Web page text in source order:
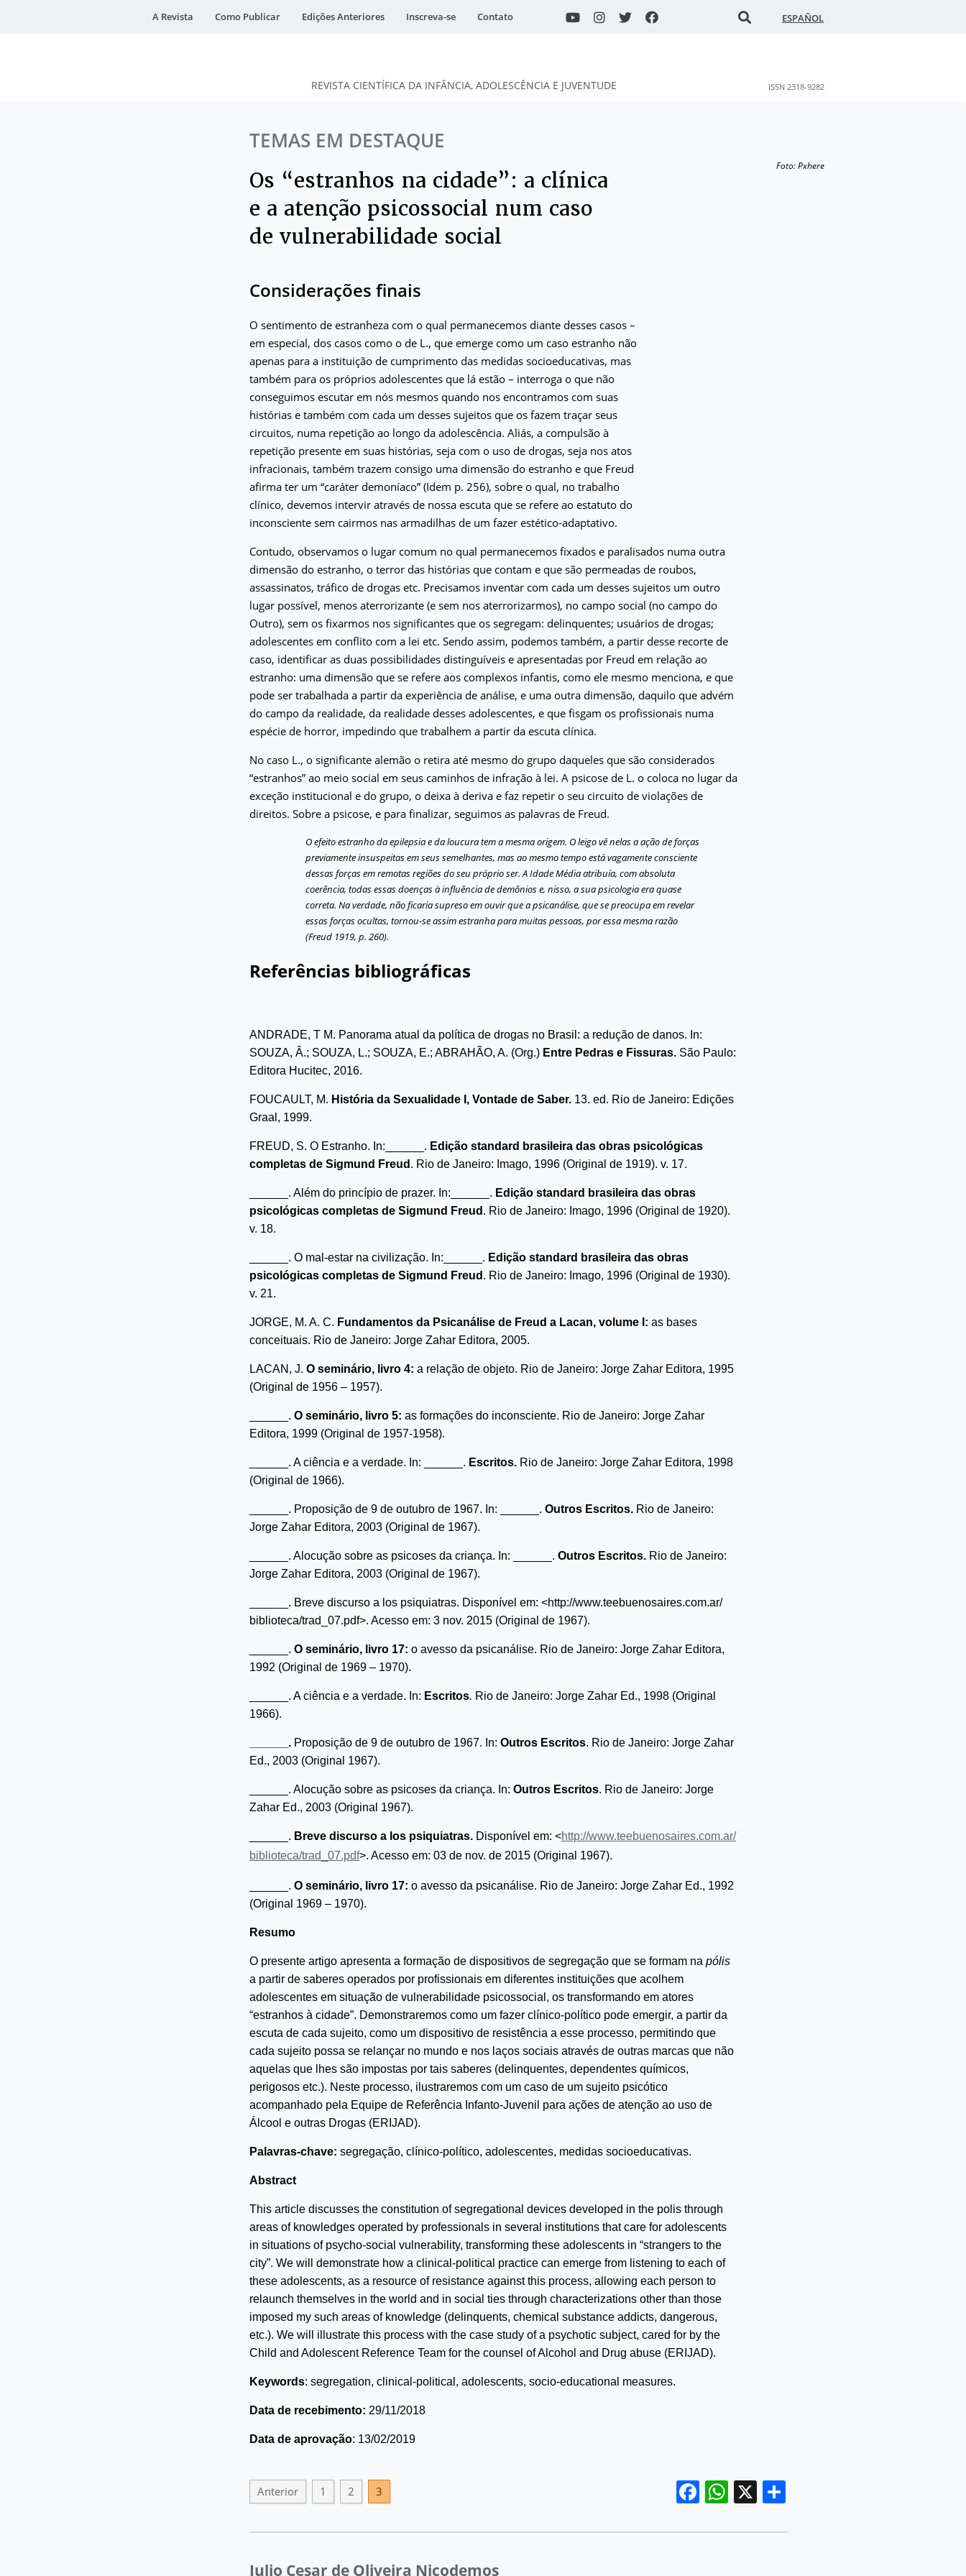
A Revista Como Publicar Edições Anteriores Inscreva-se Contato ESPAÑOL
DESidades
REVISTA CIENTÍFICA DA INFÂNCIA, ADOLESCÊNCIA E JUVENTUDE ISSN 2318-9282
Foto: Pxhere
TEMAS EM DESTAQUE
Os “estranhos na cidade”: a clínica
e a atenção psicossocial num caso
de vulnerabilidade social
Considerações finais
O sentimento de estranheza com o qual permanecemos diante desses casos –
em especial, dos casos como o de L., que emerge como um caso estranho não
apenas para a instituição de cumprimento das medidas socioeducativas, mas
também para os próprios adolescentes que lá estão – interroga o que não
conseguimos escutar em nós mesmos quando nos encontramos com suas
histórias e também com cada um desses sujeitos que os fazem traçar seus
circuitos, numa repetição ao longo da adolescência. Aliás, a compulsão à
repetição presente em suas histórias, seja com o uso de drogas, seja nos atos
infracionais, também trazem consigo uma dimensão do estranho e que Freud
afirma ter um “caráter demoníaco” (Idem p. 256), sobre o qual, no trabalho
clínico, devemos intervir através de nossa escuta que se refere ao estatuto do
inconsciente sem cairmos nas armadilhas de um fazer estético-adaptativo.
Contudo, observamos o lugar comum no qual permanecemos fixados e paralisados numa outra
dimensão do estranho, o terror das histórias que contam e que são permeadas de roubos,
assassinatos, tráfico de drogas etc. Precisamos inventar com cada um desses sujeitos um outro
lugar possível, menos aterrorizante (e sem nos aterrorizarmos), no campo social (no campo do
Outro), sem os fixarmos nos significantes que os segregam: delinquentes; usuários de drogas;
adolescentes em conflito com a lei etc. Sendo assim, podemos também, a partir desse recorte de
caso, identificar as duas possibilidades distinguíveis e apresentadas por Freud em relação ao
estranho: uma dimensão que se refere aos complexos infantis, como ele mesmo menciona, e que
pode ser trabalhada a partir da experiência de análise, e uma outra dimensão, daquilo que advém
do campo da realidade, da realidade desses adolescentes, e que fisgam os profissionais numa
espécie de horror, impedindo que trabalhem a partir da escuta clínica.
No caso L., o significante alemão o retira até mesmo do grupo daqueles que são considerados
“estranhos” ao meio social em seus caminhos de infração à lei. A psicose de L. o coloca no lugar da
exceção institucional e do grupo, o deixa à deriva e faz repetir o seu circuito de violações de
direitos. Sobre a psicose, e para finalizar, seguimos as palavras de Freud.
O efeito estranho da epilepsia e da loucura tem a mesma origem. O leigo vê nelas a ação de forças
previamente insuspeitas em seus semelhantes, mas ao mesmo tempo está vagamente consciente
dessas forças em remotas regiões do seu próprio ser. A Idade Média atribuía, com absoluta
coerência, todas essas doenças à influência de demônios e, nisso, a sua psicologia era quase
correta. Na verdade, não ficaria supreso em ouvir que a psicanálise, que se preocupa em revelar
essas forças ocultas, tornou-se assim estranha para muitas pessoas, por essa mesma razão
(Freud 1919, p. 260).
Referências bibliográficas
ANDRADE, T M. Panorama atual da política de drogas no Brasil: a redução de danos. In:
SOUZA, Â.; SOUZA, L.; SOUZA, E.; ABRAHÃO, A. (Org.) Entre Pedras e Fissuras. São Paulo:
Editora Hucitec, 2016.
FOUCAULT, M. História da Sexualidade I, Vontade de Saber. 13. ed. Rio de Janeiro: Edições
Graal, 1999.
FREUD, S. O Estranho. In:______. Edição standard brasileira das obras psicológicas
completas de Sigmund Freud . Rio de Janeiro: Imago, 1996 (Original de 1919). v. 17.
______. Além do princípio de prazer. In:______. Edição standard brasileira das obras
psicológicas completas de Sigmund Freud . Rio de Janeiro: Imago, 1996 (Original de 1920).
v. 18.
______. O mal-estar na civilização. In:______. Edição standard brasileira das obras
psicológicas completas de Sigmund Freud . Rio de Janeiro: Imago, 1996 (Original de 1930).
v. 21.
JORGE, M. A. C. Fundamentos da Psicanálise de Freud a Lacan, volume I: as bases
conceituais. Rio de Janeiro: Jorge Zahar Editora, 2005.
LACAN, J. O seminário, livro 4: a relação de objeto. Rio de Janeiro: Jorge Zahar Editora, 1995
(Original de 1956 – 1957).
______. O seminário, livro 5: as formações do inconsciente. Rio de Janeiro: Jorge Zahar
Editora, 1999 (Original de 1957-1958).
______. A ciência e a verdade. In: ______. Escritos. Rio de Janeiro: Jorge Zahar Editora, 1998
(Original de 1966).
______. Proposição de 9 de outubro de 1967. In: ______. Outros Escritos. Rio de Janeiro:
Jorge Zahar Editora, 2003 (Original de 1967).
______. Alocução sobre as psicoses da criança. In: ______. Outros Escritos. Rio de Janeiro:
Jorge Zahar Editora, 2003 (Original de 1967).
______. Breve discurso a los psiquiatras. Disponível em: <http://www.teebuenosaires.com.ar/
biblioteca/trad_07.pdf>. Acesso em: 3 nov. 2015 (Original de 1967).
______. O seminário, livro 17: o avesso da psicanálise. Rio de Janeiro: Jorge Zahar Editora,
1992 (Original de 1969 – 1970).
______. A ciência e a verdade. In: Escritos. Rio de Janeiro: Jorge Zahar Ed., 1998 (Original
1966).
______. Proposição de 9 de outubro de 1967. In: Outros Escritos. Rio de Janeiro: Jorge Zahar
Ed., 2003 (Original 1967).
______. Alocução sobre as psicoses da criança. In: Outros Escritos. Rio de Janeiro: Jorge
Zahar Ed., 2003 (Original 1967).
______. Breve discurso a los psiquiatras. Disponível em: <http://www.teebuenosaires.com.ar/
biblioteca/trad_07.pdf>. Acesso em: 03 de nov. de 2015 (Original 1967).
______. O seminário, livro 17: o avesso da psicanálise. Rio de Janeiro: Jorge Zahar Ed., 1992
(Original 1969 – 1970).
Resumo
O presente artigo apresenta a formação de dispositivos de segregação que se formam na pólis
a partir de saberes operados por profissionais em diferentes instituições que acolhem
adolescentes em situação de vulnerabilidade psicossocial, os transformando em atores
“estranhos à cidade”. Demonstraremos como um fazer clínico-político pode emergir, a partir da
escuta de cada sujeito, como um dispositivo de resistência a esse processo, permitindo que
cada sujeito possa se relançar no mundo e nos laços sociais através de outras marcas que não
aquelas que lhes são impostas por tais saberes (delinquentes, dependentes químicos,
perigosos etc.). Neste processo, ilustraremos com um caso de um sujeito psicótico
acompanhado pela Equipe de Referência Infanto-Juvenil para ações de atenção ao uso de
Álcool e outras Drogas (ERIJAD).
Palavras-chave: segregação, clínico-político, adolescentes, medidas socioeducativas.
Abstract
This article discusses the constitution of segregational devices developed in the polis through
areas of knowledges operated by professionals in several institutions that care for adolescents
in situations of psycho-social vulnerability, transforming these adolescents in “strangers to the
city”. We will demonstrate how a clinical-political practice can emerge from listening to each of
these adolescents, as a resource of resistance against this process, allowing each person to
relaunch themselves in the world and in social ties through characterizations other than those
imposed my such areas of knowledge (delinquents, chemical substance addicts, dangerous,
etc.). We will illustrate this process with the case study of a psychotic subject, cared for by the
Child and Adolescent Reference Team for the counsel of Alcohol and Drug abuse (ERIJAD).
Keywords: segregation, clinical-political, adolescents, socio-educational measures.
Data de recebimento: 29/11/2018
Data de aprovação: 13/02/2019
Facebook
WhatsApp
X
Anterior 1 2 3
Julio Cesar de Oliveira Nicodemos